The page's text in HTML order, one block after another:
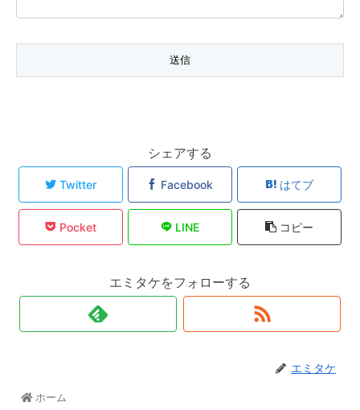
シェアする
Twitter Facebook はてブ
Pocket LINE コピー
エミタケをフォローする
エミタケ
ホーム